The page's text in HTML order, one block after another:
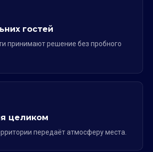
гостей
принимают решение без пробного
целиком
передаёт атмосферу места.